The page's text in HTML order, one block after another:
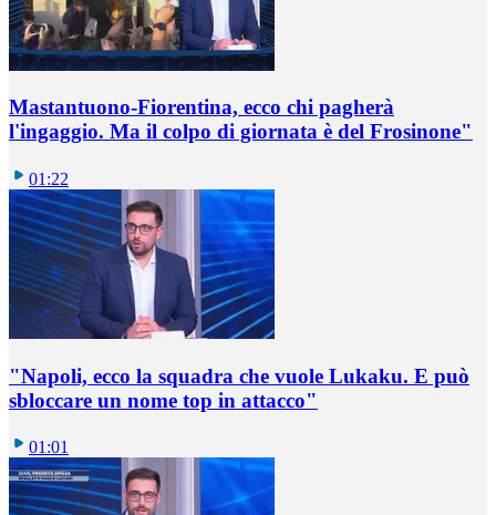
Mastantuono-Fiorentina, ecco chi pagherà
l'ingaggio. Ma il colpo di giornata è del Frosinone"
01:22
"Napoli, ecco la squadra che vuole Lukaku. E può
sbloccare un nome top in attacco"
01:01